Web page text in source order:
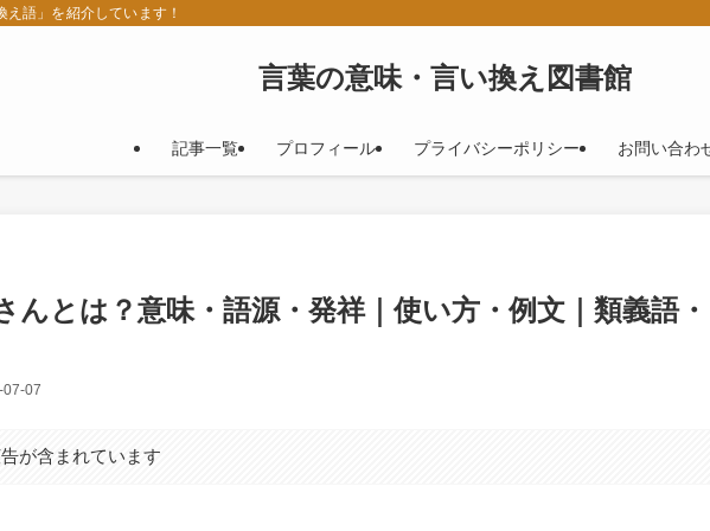
語」を紹介しています！
言葉の意味・言い換え図書館
記事一覧 プロフィール プライバシーポリシー お問い合わ
んとは？意味・語源・発祥｜使い方・例文｜類義語・
07
が含まれています